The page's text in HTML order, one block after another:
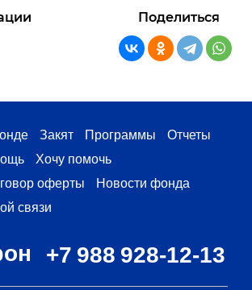
Поделиться
Закят Программы
Отчеты
Хочу помочь
оферты
Новости фонда
связи
+7 988 928-12-13